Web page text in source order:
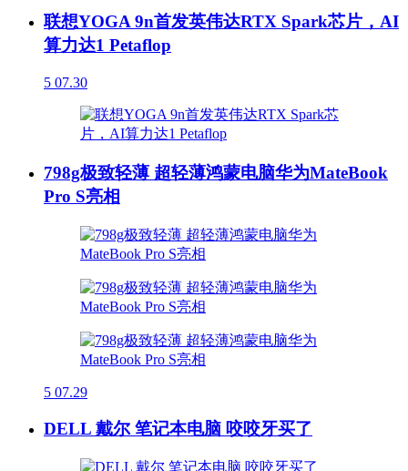
联想YOGA 9n首发英伟达RTX Spark芯片，AI
算力达1 Petaflop
5 07.30
798g极致轻薄 超轻薄鸿蒙电脑华为MateBook
Pro S亮相
5 07.29
DELL 戴尔 笔记本电脑 咬咬牙买了